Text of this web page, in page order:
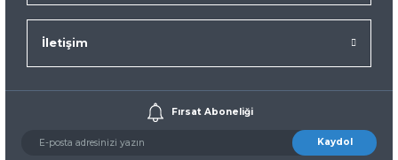
İletişim
Fırsat Aboneliği
Kaydol